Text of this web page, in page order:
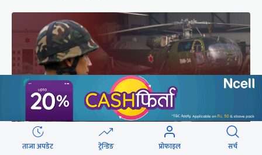
ताजा अपडेट ट्रेन्डिङ प्रोफाइल सर्च